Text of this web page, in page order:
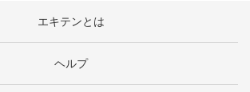
エキテンとは
ヘルプ